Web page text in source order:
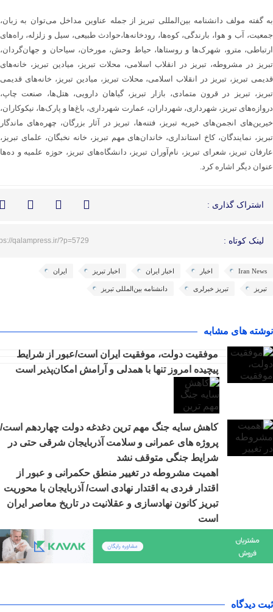
به گفته مولف دانشنامه بین‌المللی تبریز از جمله عناوین مداخل می‌توان به زبان،
جمعیت، آب و هوا، بارندگی، کوه‌ها، رودخانه‌ها،حوادث طبیعی، سیل و زلزله، راه‌های
ارتباطی، مترو، شهرک‌ها و روستا‌ها، حیاط وحش، مورخان، سیاحان و جهان‌گردان،
تبریز در مشروطه، تبریز در انقلاب اسلامی، محلات تبریز، میادین تبریز، خانه‌های
قدیمی تبریز، تبریز در انقلاب اسلامی، محلات تبریز، میادین تبریز، خانه‌های قدیمی
تبریز، تبریز در قرون متمادی، بازار تبریز، گیاهان دارویی، هتل‌ها، صنعت چاپ،
دروازه‌های تبریز، شهرداری، شهرداران، عمارت شهرداری، باغ‌ها و پارک‌ها، نیکوکاران،
خیرین‌های انجمن‌های خیریه تبریز، فتنه‌ها، تبریز در آثار بزرگان، چهره‌های ماندگار
تبریز، نمایندگان، کاخ استانداری، خاندان‌های مهم تبریز، خانه نخبگان، علمای تبریز،
عارفان تبریز، شعرای تبریز، نام‌آوران تبریز، دانشگاه‌های تبریز، حوزه علمیه و ده‌ها
عنوان دیگر اشاره کرد.
اشتراک گذاری :
لینک کوتاه : qalampress.ir/?p=5729
Iran News اخبار اخبار ایران اخبار تبریز ایران
تبریز تبریز خبرلری دانشنامه بین‌المللی تبریز
نوشته های مشابه
موفقیت دولت، موفقیت ایران است/عبور از شرایط
پیچیده امروز تنها با همدلی و آرامش امکان‌پذیر است
کاهش سایه جنگ مهم ‌ترین دغدغه دولت چهاردهم است/
پروژه ‌های عمرانی و سلامت آذربایجان شرقی حتی در
شرایط جنگی متوقف نشد
اهمیت مشروطه در تغییر منطق حکمرانی و عبور از
اقتدار فردی به اقتدار نهادی است/ آذربایجان با محوریت
تبریز کانون نهادسازی و عقلانیت در تاریخ معاصر ایران
است
ثبت دیدگاه